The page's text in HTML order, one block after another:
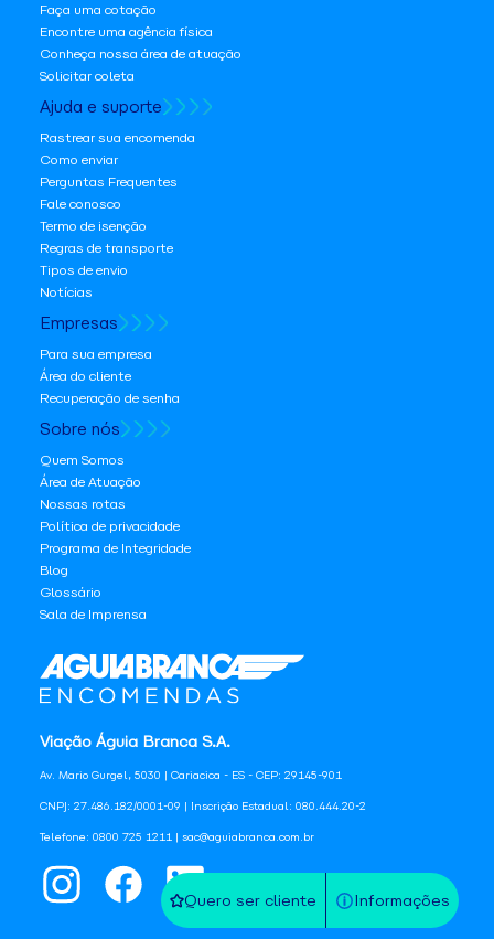
Quero ser cliente Informações
Viação Águia Branca S.A.
Av. Mario Gurgel, 5030 | Cariacica - ES - CEP: 29145-901
CNPJ: 27.486.182/0001-09 | Inscrição Estadual: 080.444.20-2
Telefone: 0800 725 1211 | sac@aguiabranca.com.br
Faça uma cotação
Encontre uma agência física
Conheça nossa área de atuação
Solicitar coleta
Ajuda e suporte
Rastrear sua encomenda
Como enviar
Perguntas Frequentes
Fale conosco
Termo de isenção
Regras de transporte
Tipos de envio
Notícias
Empresas
Para sua empresa
Área do cliente
Recuperação de senha
Sobre nós
Quem Somos
Área de Atuação
Nossas rotas
Política de privacidade
Programa de Integridade
Blog
Glossário
Sala de Imprensa